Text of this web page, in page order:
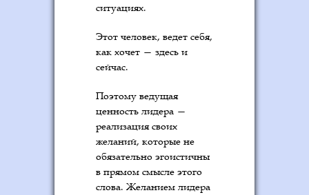
ситуациях.
Этот человек, ведет себя,
как хочет — здесь и
сейчас.
Поэтому ведущая
ценность лидера —
реализация своих
желаний, которые не
обязательно эгоистичны
в прямом смысле этого
слова. Желанием лидера